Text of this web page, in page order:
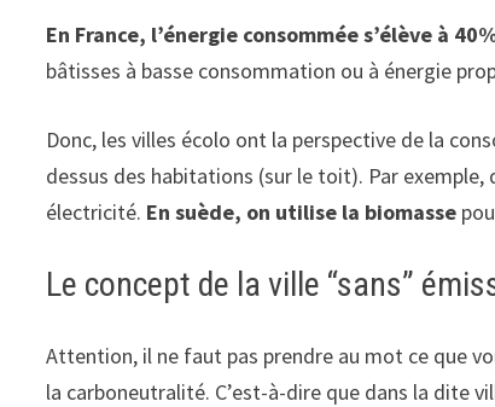
En France, l’énergie consommée s’élève à
bâtisses à basse consommation ou à énergie
Donc, les villes écolo ont la perspective de la
dessus des habitations (sur le toit). Par exemple,
électricité. En suède, on utilise la biomasse
Le concept de la ville “sans”
Attention, il ne faut pas prendre au mot ce que
la carboneutralité. C’est-à-dire que dans la dite